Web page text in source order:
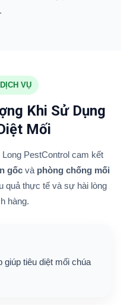
VỤ
Khi Sử Dụng
Mối
PestControl cam kết
gốcvà phòng chống mối
quả thực tế và sự hài lòng
hàng.
giúp tiêu diệt mối chúa